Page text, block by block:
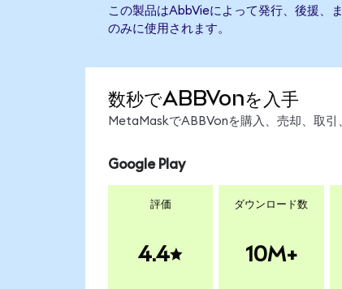
この製品はAbbVieによって発行、後援、
のみに使用されます。
数秒でABBVonを入手
MetaMaskでABBVonを購入、売却、取引
Google Play
評価
4.4
ダウンロード数
10M+